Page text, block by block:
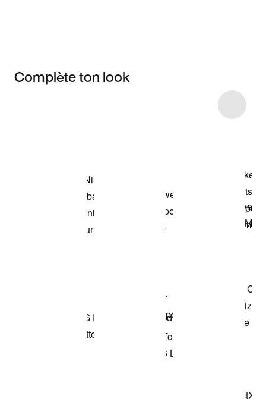
Complète ton look